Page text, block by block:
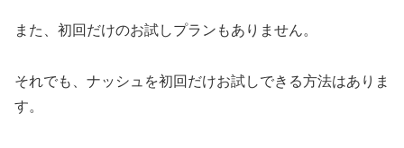
また、初回だけのお試しプランもありません。
それでも、ナッシュを初回だけお試しできる方法はありま
す。